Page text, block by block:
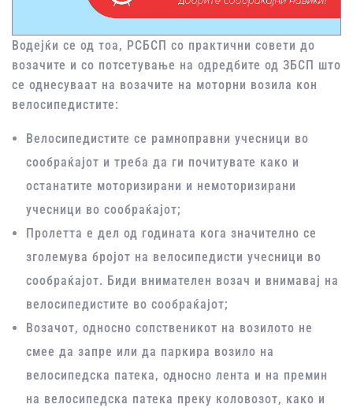
Водејќи се од тоа, РСБСП со практични совети до
возачите и со потсетување на одредбите од ЗБСП што
се однесуваат на возачите на моторни возила кон
велосипедистите:
Велосипедистите се рамноправни учесници во
сообраќајот и треба да ги почитувате како и
останатите моторизирани и немоторизирани
учесници во сообраќајот;
Пролетта е дел од годината кога значително се
зголемува бројот на велосипедисти учесници во
сообраќајот. Биди внимателен возач и внимавај на
велосипедистите во сообраќајот;
Возачот, односно сопственикот на возилото не
смее да запре или да паркира возило на
велосипедска патека, односно лента и на премин
на велосипедска патека преку коловозот, како и